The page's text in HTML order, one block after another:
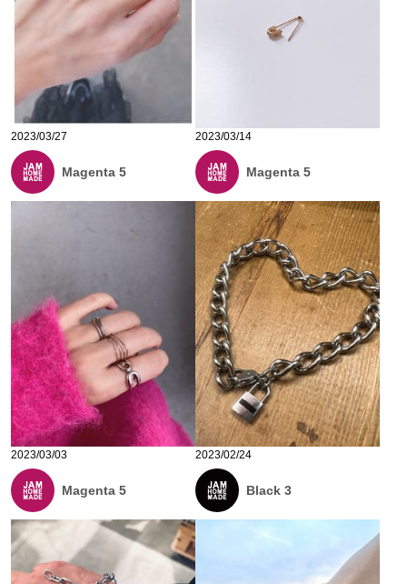
2023/03/27
Magenta 5
2023/03/14
Magenta 5
2023/03/03
Magenta 5
2023/02/24
Black 3